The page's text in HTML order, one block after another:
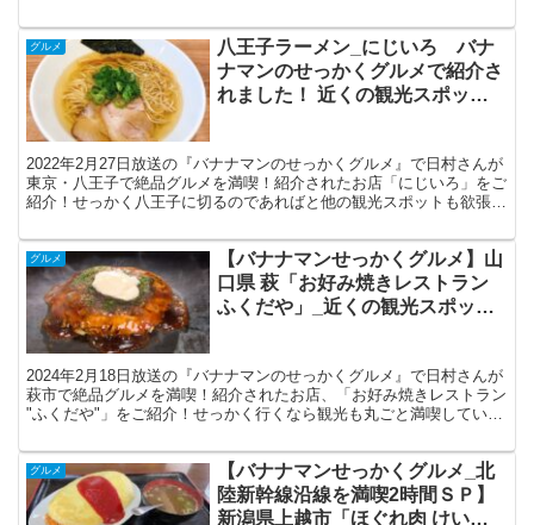
でお読みいただけると嬉しいです。
グルメ
八王子ラーメン_にじいろ バナ
ナマンのせっかくグルメで紹介さ
れました！ 近くの観光スポット
2022年2月27日放送の『バナナマンのせっかくグルメ』で日村さんが
東京・八王子で絶品グルメを満喫！紹介されたお店「にじいろ」をご
紹介！せっかく八王子に切るのであればと他の観光スポットも欲張り
ず。 最後までお読みいただきご参考にしていただけたら嬉しいで
す。
グルメ
【バナナマンせっかくグルメ】山
口県 萩「お好み焼きレストラン
ふくだや」_近くの観光スポット
2024年2月18日放送の『バナナマンのせっかくグルメ』で日村さんが
萩市で絶品グルメを満喫！紹介されたお店、「お好み焼きレストラン
"ふくだや"」をご紹介！せっかく行くなら観光も丸ごと満喫していた
読みいただけると嬉しいです。
グルメ
【バナナマンせっかくグルメ_北
陸新幹線沿線を満喫2時間ＳＰ】
新潟県上越市「ほぐれ肉 けいし